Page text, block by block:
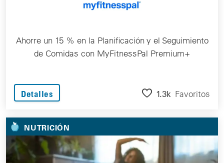
Ahorre un 15 % en la Planificación y el Seguimiento
de Comidas con MyFitnessPal Premium+
Detalles 1.3k Favoritos
NUTRICIÓN